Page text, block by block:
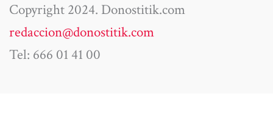
Copyright 2024. Donostitik.com
redaccion@donostitik.com
Tel: 666 01 41 00